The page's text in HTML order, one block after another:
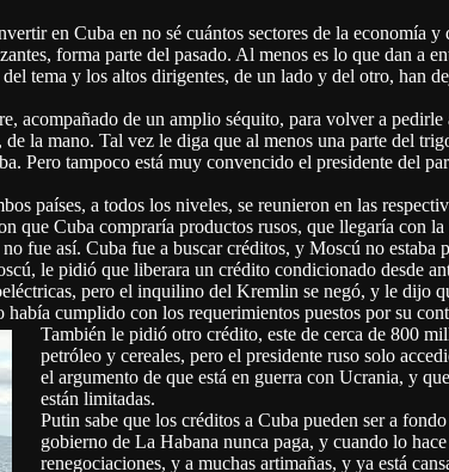
en Cuba en no sé cuántos sectores de la economía y
forma parte del pasado. Al menos es lo que dan a
tema y los altos dirigentes, de un lado y del otro, han
acompañado de un amplio séquito, para volver a pedirle
la mano. Tal vez le diga que al menos una parte del
Pero tampoco está muy convencido el presidente del
países, a todos los niveles, se reunieron en las
que Cuba compraría productos rusos, que llegaría con la
fue así. Cuba fue a buscar créditos, y Moscú no estaba
le pidió que liberara un crédito condicionado desde
pero el inquilino del Kremlin se negó, y le dijo
cumplido con los requerimientos puestos por su
También le pidió otro crédito, este de cerca de 800
petróleo y cereales, pero el presidente ruso solo
el argumento de que está en guerra con Ucrania, y
están limitadas.
Putin sabe que los créditos a Cuba pueden ser a
gobierno de La Habana nunca paga, y cuando lo
renegociaciones, y a muchas artimañas, y ya está